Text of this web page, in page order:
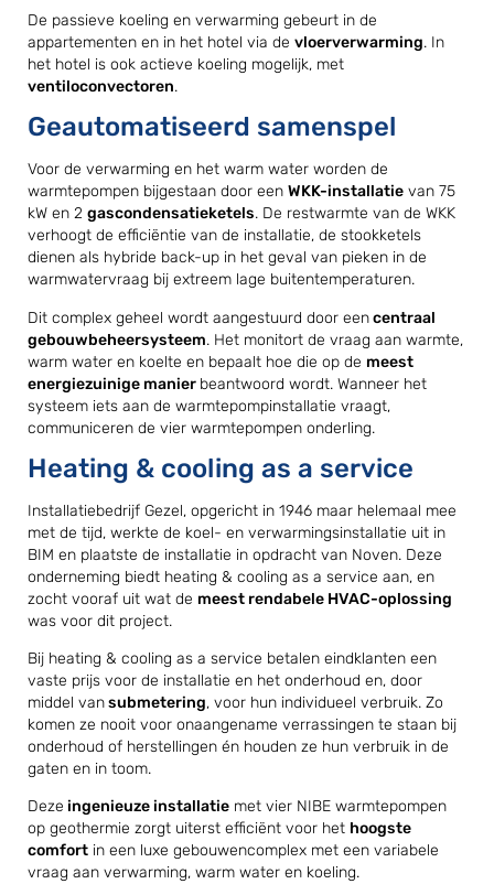
De passieve koeling en verwarming gebeurt in de
appartementen en in het hotel via de vloerverwarming. In
het hotel is ook actieve koeling mogelijk, met
ventiloconvectoren.
Geautomatiseerd samenspel
Voor de verwarming en het warm water worden de
warmtepompen bijgestaan door een WKK-installatie van 75
kW en 2 gascondensatieketels. De restwarmte van de WKK
verhoogt de efficiëntie van de installatie, de stookketels
dienen als hybride back-up in het geval van pieken in de
warmwatervraag bij extreem lage buitentemperaturen.
Dit complex geheel wordt aangestuurd door eencentraal
gebouwbeheersysteem. Het monitort de vraag aan warmte,
warm water en koelte en bepaalt hoe die op de meest
energiezuinige manier beantwoord wordt. Wanneer het
systeem iets aan de warmtepompinstallatie vraagt,
communiceren de vier warmtepompen onderling.
Heating & cooling as a service
Installatiebedrijf Gezel, opgericht in 1946 maar helemaal mee
met de tijd, werkte de koel- en verwarmingsinstallatie uit in
BIM en plaatste de installatie in opdracht van Noven. Deze
onderneming biedt heating & cooling as a service aan, en
zocht vooraf uit wat de meest rendabele HVAC-oplossing
was voor dit project.
Bij heating & cooling as a service betalen eindklanten een
vaste prijs voor de installatie en het onderhoud en, door
middel vansubmetering, voor hun individueel verbruik. Zo
komen ze nooit voor onaangename verrassingen te staan bij
onderhoud of herstellingen én houden ze hun verbruik in de
gaten en in toom.
Deze ingenieuze installatie met vier NIBE warmtepompen
op geothermie zorgt uiterst efficiënt voor het hoogste
comfort in een luxe gebouwencomplex met een variabele
vraag aan verwarming, warm water en koeling.